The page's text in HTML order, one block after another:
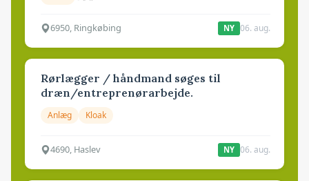
6950, Ringkøbing NY 06. aug.
Rørlægger / håndmand søges til
dræn/entreprenørarbejde.
Anlæg Kloak
4690, Haslev NY 06. aug.